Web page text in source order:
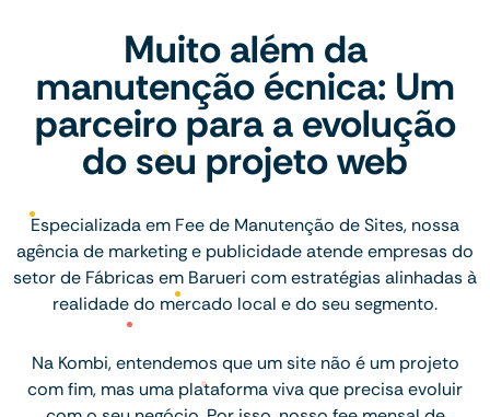
Muito além da
manutenção écnica: Um
parceiro para a evolução
do seu projeto web
Especializada em Fee de Manutenção de Sites, nossa
agência de marketing e publicidade atende empresas do
setor de Fábricas em Barueri com estratégias alinhadas à
realidade do mercado local e do seu segmento.
Na Kombi, entendemos que um site não é um projeto
com fim, mas uma plataforma viva que precisa evoluir